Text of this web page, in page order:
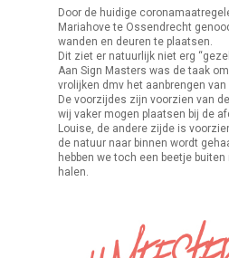
Door de huidige
Mariahove te Ossendrecht
wanden en deuren te plaatsen.
Dit ziet er natuurlijk niet erg
Aan Sign Masters was de taak
vrolijken dmv het aanbrengen van
De voorzijdes zijn voorzien van
wij vaker mogen plaatsen bij de
Louise, de andere zijde is
de natuur naar binnen wordt
hebben we toch een beetje
halen.